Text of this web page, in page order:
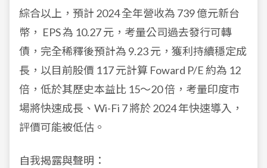
綜合以上，預計 2024 全年營收為 739 億元新台
幣， EPS 為 10.27 元，考量公司過去發行可轉
債，完全稀釋後預計為 9.23 元，獲利持續穩定成
長，以目前股價 117 元計算 Foward P/E 約為 12
倍，低於其歷史本益比 15～20 倍，考量印度市
場將快速成長、Wi-Fi 7 將於 2024 年快速導入，
評價可能被低估。
自我揭露與聲明：